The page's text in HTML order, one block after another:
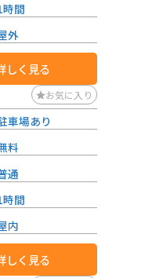
時間
外
しく見る
お気に入り
車場あり
料
通
時間
内
しく見る